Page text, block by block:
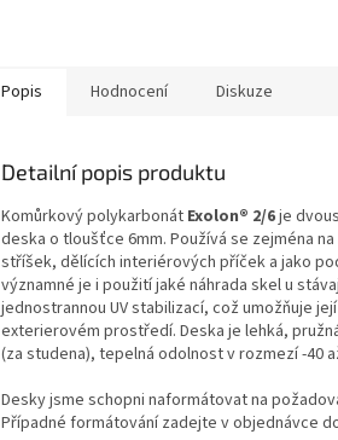
Popis Hodnocení Diskuze
Detailní popis produktu
Komůrkový polykarbonát Exolon® 2/6je
deska o tloušťce 6mm. Používá se zejména
stříšek, dělících interiérových příček a jako
významné je i použití jaké náhrada skel u
jednostrannou UV stabilizací, což umožňuje
exterierovém prostředí. Deska je lehká,
(za studena), tepelná odolnost v rozmezí -40
Desky jsme schopni naformátovat na
Případné formátování zadejte v objednávce